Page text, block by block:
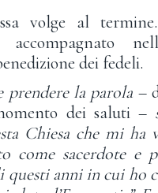
volge al
accompagnato
dei fedeli.
prendere la parola –
dei saluti –
Chiesa che mi ha
come sacerdote
anni in cui ho